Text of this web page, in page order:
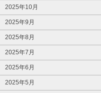
2025年10月
2025年9月
2025年8月
2025年7月
2025年6月
2025年5月